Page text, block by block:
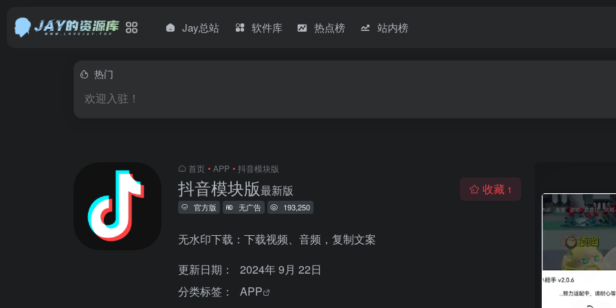
Jay总站 软件库 热点榜 站内榜
热门
欢迎入驻！
首页 • APP • 抖音模块版
抖音模块版最新版
官方版 无广告 193,250
收藏 1
无水印下载：下载视频、音频，复制文案
更新日期：
2024年 9月 22日
分类标签：
APP